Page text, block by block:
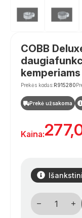
COBB
kemperiams
Prekės kodas:R915280
Prekė užsakoma
Kaina:
produkto
kiekis:
COBB